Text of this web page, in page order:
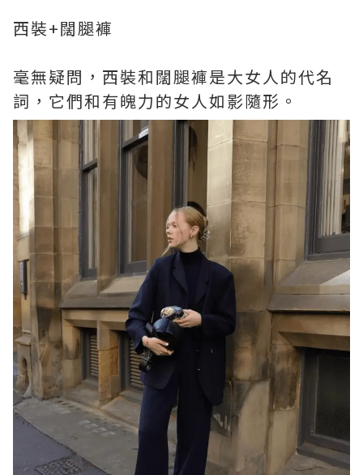
西裝+闊腿褲
毫無疑問，西裝和闊腿褲是大女人的代名
詞，它們和有魄力的女人如影隨形。